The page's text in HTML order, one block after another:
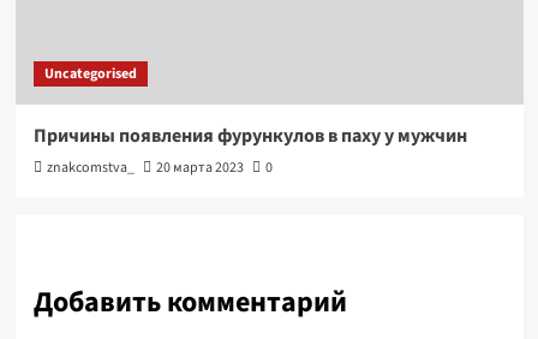
Uncategorised
Причины появления фурункулов в паху у мужчин
znakcomstva_ 20 марта 2023 0
Добавить комментарий